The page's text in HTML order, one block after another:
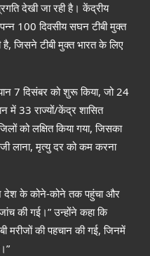
देखी जा रही है। केंद्रीय
100दिवसीय सघन टीबी मुक्त
है,जिसने टीबी मुक्त भारत के लिए
7दिसंबर को शुरू किया,जो24
में 33राज्यों/केंद्र शासित
को लक्षित किया गया,जिसका
लाना,मृत्यु दर को कम करना
देश के कोने-कोने तक पहुंचा और
की गई।”उन्होंने कहा कि
मरीजों की पहचान की गई,जिनमें
”